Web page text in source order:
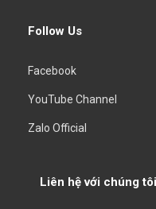
Follow Us
Facebook
YouTube Channel
Zalo Official
Liên hệ với chúng tôi